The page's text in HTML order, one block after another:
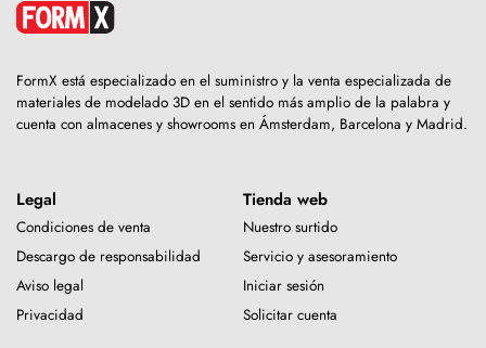
FormX está especializado en el suministro y la venta especializada de
materiales de modelado 3D en el sentido más amplio de la palabra y
cuenta con almacenes y showrooms en Ámsterdam, Barcelona y Madrid.
Legal
Condiciones de venta
Descargo de responsabilidad
Aviso legal
Privacidad
Tienda web
Nuestro surtido
Servicio y asesoramiento
Iniciar sesión
Solicitar cuenta